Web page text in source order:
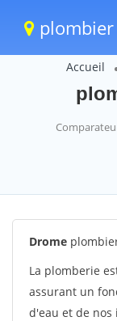
Accueil
Drome
La plomberie
assurant un
d'eau et de